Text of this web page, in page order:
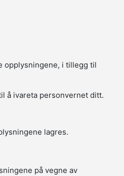
opplysningene, i tillegg til
å ivareta personvernet ditt.
lagres.
på vegne av